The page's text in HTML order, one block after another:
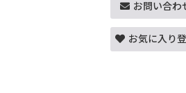
お問い合わ
お気に入り